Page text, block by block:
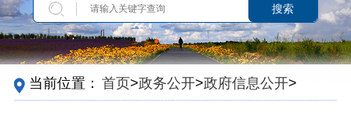
搜索
当前位置： 首页>政务公开>政府信息公开>
定主动公开内容>政策解读